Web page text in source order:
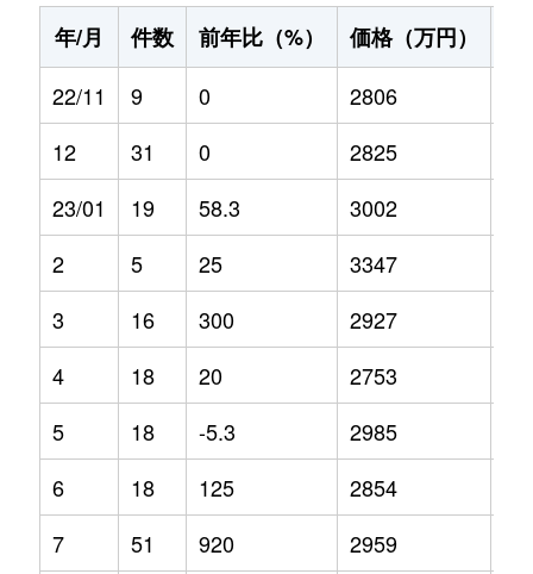
年/月
件数 前年比（%） 価格（万円）
22/11
9 0 2806
12
31 0 2825
23/01
19 58.3 3002
2
5 25 3347
3
16 300 2927
4
18 20 2753
5
18 -5.3 2985
6
18 125 2854
7
51 920 2959